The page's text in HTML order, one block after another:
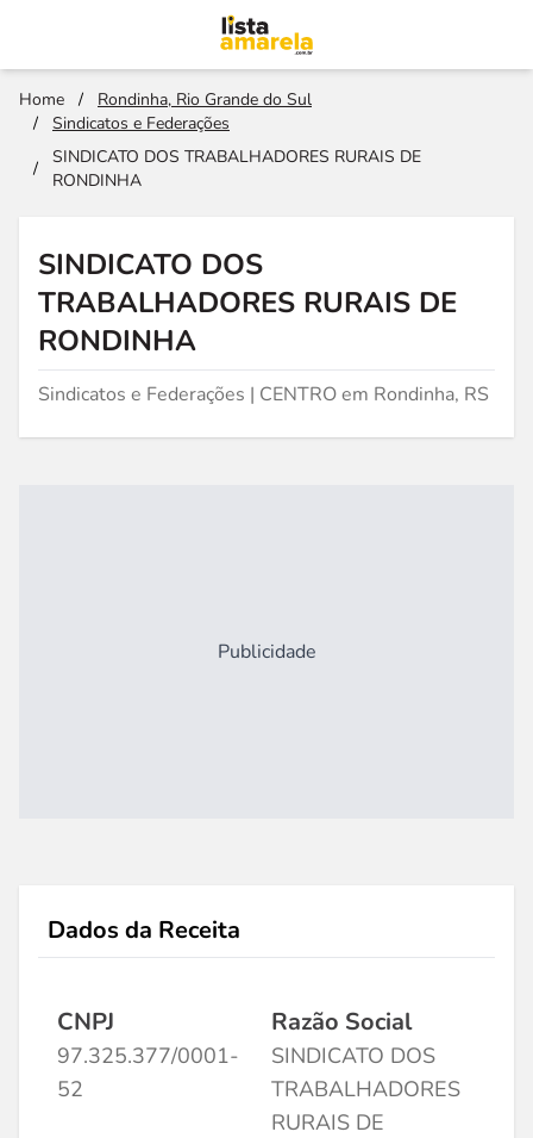
Home /
Rondinha, Rio Grande do Sul
/
Sindicatos e Federações
/
SINDICATO DOS TRABALHADORES RURAIS DE
RONDINHA
SINDICATO DOS
TRABALHADORES RURAIS DE
RONDINHA
Sindicatos e Federações | CENTRO em Rondinha, RS
Publicidade
Dados da Receita
CNPJ
97.325.377/0001-
52
Razão Social
SINDICATO DOS
TRABALHADORES
RURAIS DE